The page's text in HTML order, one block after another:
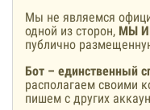
Мы не являемся
одной из сторон, МЫ
публично
Бот – единственный
располагаем своими
пишем с других